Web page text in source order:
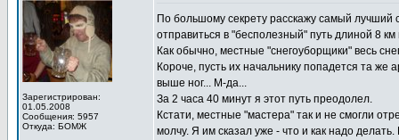
Зарегистрирован:
01.05.2008
Сообщения: 5957
Откуда: БОМЖ
По большому секрету расскажу самый лучший
отправиться в "бесполезный" путь длиной 8
Как обычно, местные "снегоуборщики" весь
Короче, пусть их начальнику попадется та же
выше ног... М-да...
За 2 часа 40 минут я этот путь преодолел.
Кстати, местные "мастера" так и не смогли
молчу. Я им сказал уже - что и как надо